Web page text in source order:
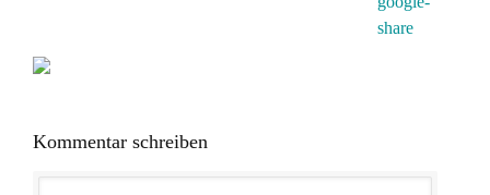
Kommentar schreiben